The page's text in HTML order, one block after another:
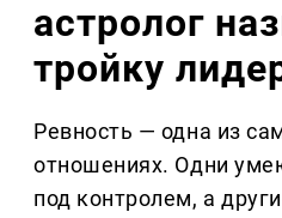
астролог
тройку
Ревность — одна из
отношениях. Одни
под контролем, а